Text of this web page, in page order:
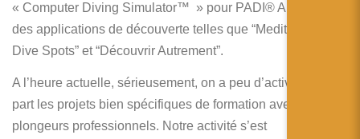
« Computer Diving Simulator™ » pour PADI® Americas,
des applications de découverte telles que “Mediterranean
Dive Spots” et “Découvrir Autrement”.
A l’heure actuelle, sérieusement, on a peu d’activité mise à
part les projets bien spécifiques de formation avec des
plongeurs professionnels. Notre activité s’est